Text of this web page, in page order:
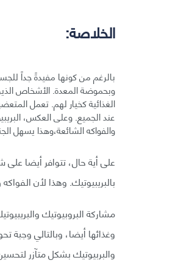
الخلاصة:
بالرغم من كونها مفيدةً جداً
وبحموضة المعدة. الأشخاص
الغذائية كخيار لهم. تعمل
عند الجميع. وعلى العكس،
والفواكه الشائعة،وهذا يسهل
على أية حال، تتوافر أيضا
بالبريبيوتيك. وهذا لأن
وغذائها أيضا، وبالتالي وجبة
والبربيوتيك بشكل متآزر